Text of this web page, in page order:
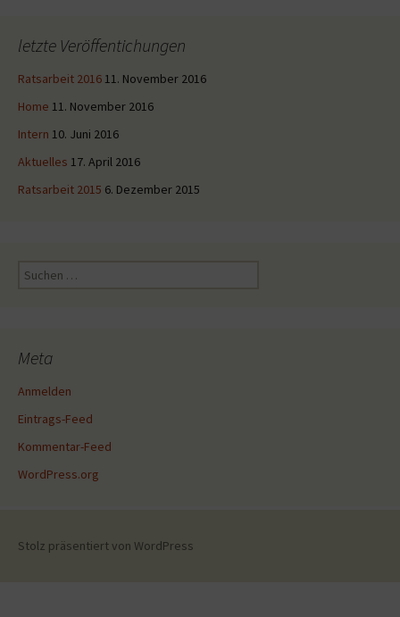
letzte Veröffentichungen
Ratsarbeit 2016 11. November 2016
Home 11. November 2016
Intern 10. Juni 2016
Aktuelles 17. April 2016
Ratsarbeit 2015 6. Dezember 2015
Suche
Meta
Anmelden
Eintrags-Feed
Kommentar-Feed
WordPress.org
Stolz präsentiert von WordPress